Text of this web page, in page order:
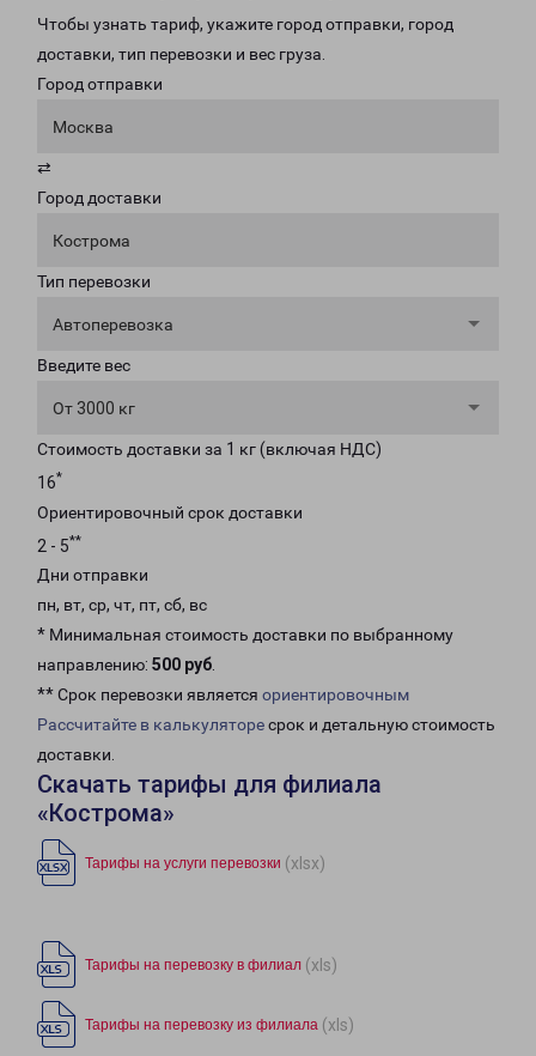
Чтобы узнать тариф, укажите город отправки, город
доставки, тип перевозки и вес груза.
Город отправки
Москва
⇄
Город доставки
Кострома
Тип перевозки
Автоперевозка
Введите вес
От 3000 кг
Стоимость доставки за 1 кг (включая НДС)
16*
Ориентировочный срок доставки
2 - 5**
Дни отправки
пн, вт, ср, чт, пт, сб, вс
* Минимальная стоимость доставки по выбранному
направлению: 500 руб.
** Срок перевозки является ориентировочным
Рассчитайте в калькуляторесрок и детальную стоимость
доставки.
Скачать тарифы для филиала
«Кострома»
Тарифы на услуги перевозки (xlsx)
Тарифы на перевозку в филиал (xls)
Тарифы на перевозку из филиала (xls)